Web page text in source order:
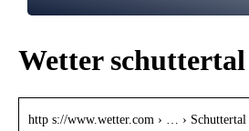
Wetter schuttertal
http s://www.wetter.com › … › Schuttertal